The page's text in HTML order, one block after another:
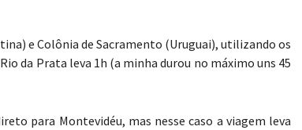
e Colônia de Sacramento (Uruguai), utilizando os
da Prata leva 1h (a minha durou no máximo uns 45
para Montevidéu, mas nesse caso a viagem leva